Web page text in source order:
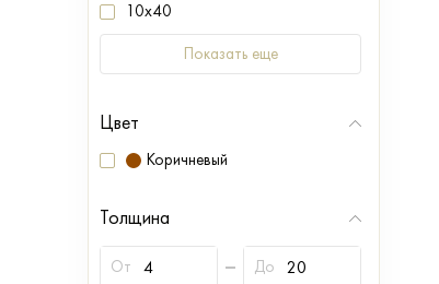
10x40
Показать еще
Цвет
Коричневый
Толщина
От До